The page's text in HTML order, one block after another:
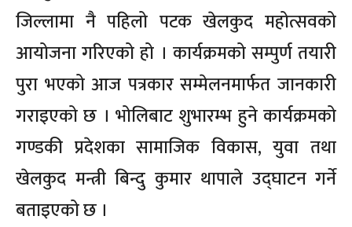
जिल्लामा नै पहिलो पटक खेलकुद महोत्सवको
आयोजना गरिएको हो । कार्यक्रमको सम्पुर्ण तयारी
पुरा भएको आज पत्रकार सम्मेलनमार्फत जानकारी
गराइएको छ । भोलिबाट शुभारम्भ हुने कार्यक्रमको
गण्डकी प्रदेशका सामाजिक विकास, युवा तथा
खेलकुद मन्त्री बिन्दु कुमार थापाले उद्घाटन गर्ने
बताइएको छ ।